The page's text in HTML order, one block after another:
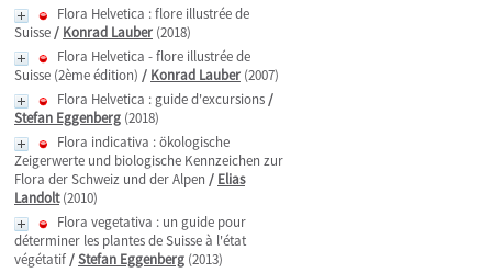
Flora Helvetica : flore illustrée de
Suisse/ Konrad Lauber (2018)
Flora Helvetica - flore illustrée de
Suisse (2ème édition) / Konrad Lauber (2007)
Flora Helvetica : guide d'excursions/
Stefan Eggenberg (2018)
Flora indicativa : ökologische
Zeigerwerte und biologische Kennzeichen zur
Flora der Schweiz und der Alpen / Elias
Landolt(2010)
Flora vegetativa : un guide pour
déterminer les plantes de Suisse à l'état
végétatif/Stefan Eggenberg (2013)